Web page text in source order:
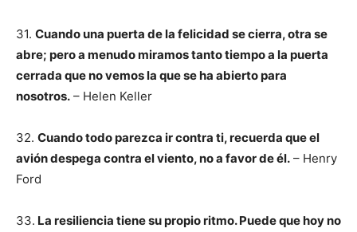
31. Cuando una puerta de la felicidad se cierra, otra se
abre; pero a menudo miramos tanto tiempo a la puerta
cerrada que no vemos la que se ha abierto para
nosotros. – Helen Keller
32. Cuando todo parezca ir contra ti, recuerda que el
avión despega contra el viento, no a favor de él. – Henry
Ford
33. La resiliencia tiene su propio ritmo. Puede que hoy no